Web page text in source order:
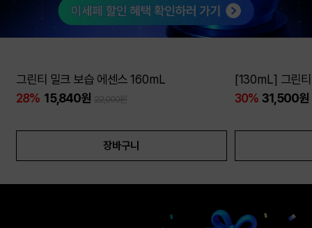
그린티 밀크 보습 에센스 160mL
28% 15,840원 22,000원
장바구니
대용량
[130mL] 그린
30% 31,500원